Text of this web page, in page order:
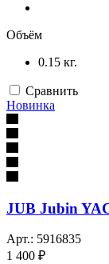
Объём
0.15 кг.
Сравнить
Новинка
JUB Jubin
Арт.: 5916835
1 400 ₽